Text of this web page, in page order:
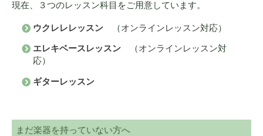
現在、３つのレッスン科目をご用意しています。
ウクレレレッスン（オンラインレッスン対応）
エレキベースレッスン（オンラインレッスン対
応）
ギターレッスン
まだ楽器を持っていない方へ